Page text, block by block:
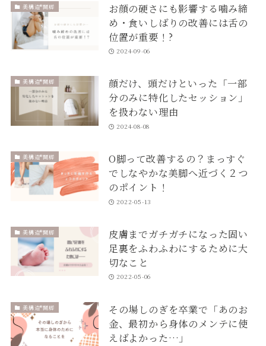
美構造®開脚
お顔の硬さにも影響する噛み締
め・食いしばりの改善には舌の
位置が重要！?
2024-09-06
美構造®開脚
顔だけ、頭だけといった「一部
分のみに特化したセッション」
を扱わない理由
2024-08-08
美構造®開脚
O脚って改善するの？まっすぐ
でしなやかな美脚へ近づく２つ
のポイント！
2022-05-13
美構造®開脚
皮膚までガチガチになった固い
足裏をふわふわにするために大
切なこと
2022-05-06
美構造®開脚
その場しのぎを卒業で「あのお
金、最初から身体のメンテに使
えばよかった…」